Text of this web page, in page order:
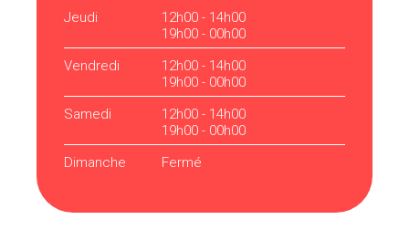
Jeudi
12h00 - 14h00
19h00 - 00h00
Vendredi
12h00 - 14h00
19h00 - 00h00
Samedi
12h00 - 14h00
19h00 - 00h00
Dimanche
Fermé